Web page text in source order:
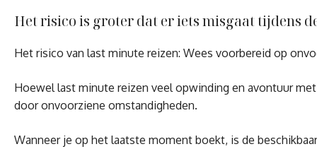
Het risico is groter dat er iets misgaat tijdens
Het risico van last minute reizen: Wees voorbereid op
Hoewel last minute reizen veel opwinding en avontuur
door onvoorziene omstandigheden.
Wanneer je op het laatste moment boekt, is de